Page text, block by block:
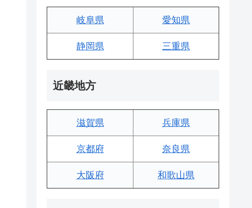
岐阜県 愛知県
静岡県 三重県
近畿地方
滋賀県 兵庫県
京都府 奈良県
大阪府 和歌山県